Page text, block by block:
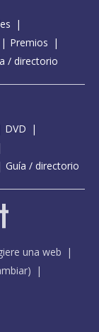
Premios
/ directorio
DVD
Guía / directorio
una web
)